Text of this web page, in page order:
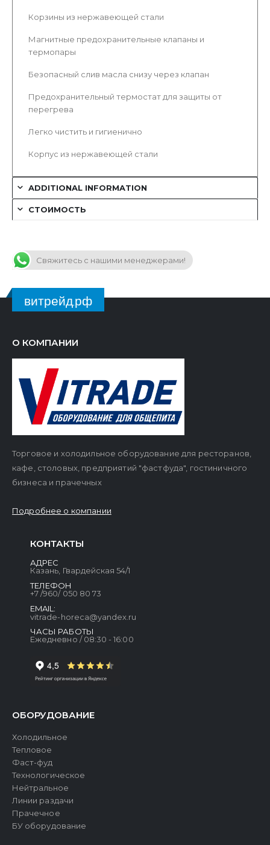
Корзины из нержавеющей стали
Магнитные предохранительные клапаны и
термопары
Безопасный слив масла снизу через клапан
Предохранительный термостат для защиты от
перегрева
Легко чистить и гигиенично
Корпус из нержавеющей стали
ADDITIONAL INFORMATION
СТОИМОСТЬ
Свяжитесь с нашими менеджерами!
витрейд.рф
О КОМПАНИИ
Торговое и холодильное оборудование для ресторанов,
кафе, столовых, предприятий "фастфуда", гостиничного
бизнеса и прачечных
Подробнее о компании
КОНТАКТЫ
АДРЕС
Казань, Гвардейская 54/1
ТЕЛЕФОН
+7 /960/ 050 80 73
EMAIL:
vitrade-horeca@yandex.ru
ЧАСЫ РАБОТЫ
Ежедневно / 08:30 - 16:00
ОБОРУДОВАНИЕ
Холодильное
Тепловое
Фаст-фуд
Технологическое
Нейтральное
Линии раздачи
Прачечное
БУ оборудование